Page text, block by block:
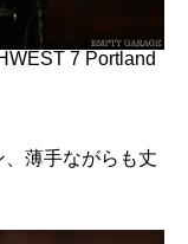
7 Portland
薄手ながらも丈